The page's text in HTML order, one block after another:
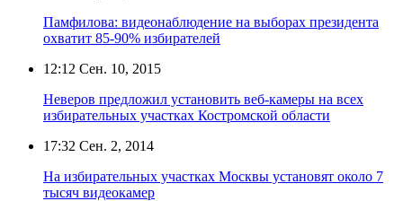
Памфилова: видеонаблюдение на выборах президента
охватит 85-90% избирателей
12:12 Сен. 10, 2015
Неверов предложил установить веб-камеры на всех
избирательных участках Костромской области
17:32 Сен. 2, 2014
На избирательных участках Москвы установят около 7
тысяч видеокамер